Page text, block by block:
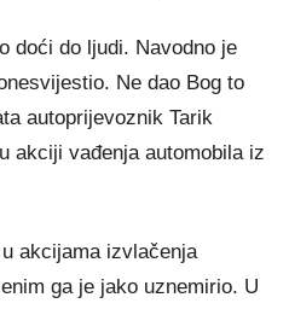
doći do ljudi. Navodno je
Ne dao Bog to
autoprijevoznik Tarik
akciji vađenja automobila iz
akcijama izvlačenja
ga je jako uznemirio. U